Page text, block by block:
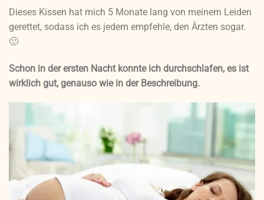
Dieses Kissen hat mich 5 Monate lang von meinem Leiden
gerettet, sodass ich es jedem empfehle, den Ärzten sogar.
🙂
Schon in der ersten Nacht konnte ich durchschlafen, es ist
wirklich gut, genauso wie in der Beschreibung.